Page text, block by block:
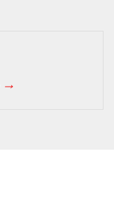
→